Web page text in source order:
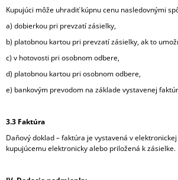
Kupujúci môže uhradiť kúpnu cenu nasledovnými
a) dobierkou pri prevzatí zásielky,
b) platobnou kartou pri prevzatí zásielky, ak to
c) v hotovosti pri osobnom odbere,
d) platobnou kartou pri osobnom odbere,
e) bankovým prevodom na základe vystavenej
3.3 Faktúra
Daňový doklad – faktúra je vystavená v
kupujúcemu elektronicky alebo priložená k zásielke.